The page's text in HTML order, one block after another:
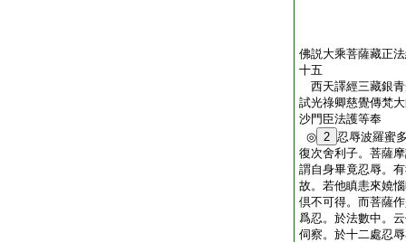
佛説大乘菩薩藏正
十五
西天譯經三藏銀
試光祿卿慈覺傳梵
沙門臣法護等
◎ 2 忍辱波羅蜜
復次舍利子。菩薩
謂自身畢竟忍辱。
故。若他瞋恚來嬈
倶不可得。而菩薩
爲忍。於法數中。
伺察。於十二處忍